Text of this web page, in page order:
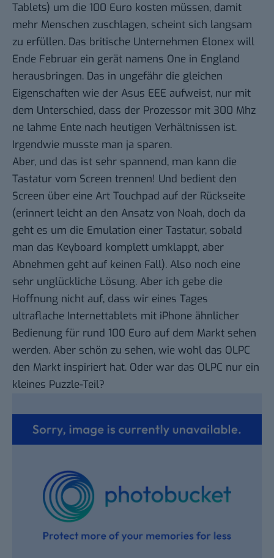
Tablets) um die 100 Euro kosten müssen, damit
mehr Menschen zuschlagen, scheint sich langsam
zu erfüllen. Das britische Unternehmen Elonex will
Ende Februar ein gerät namens One in England
herausbringen. Das in ungefähr die gleichen
Eigenschaften wie der Asus EEE aufweist, nur mit
dem Unterschied, dass der Prozessor mit 300 Mhz
ne lahme Ente nach heutigen Verhältnissen ist.
Irgendwie musste man ja sparen.
Aber, und das ist sehr spannend, man kann die
Tastatur vom Screen trennen! Und bedient den
Screen über eine Art Touchpad auf der Rückseite
(erinnert leicht an den Ansatz von Noah, doch da
geht es um die Emulation einer Tastatur, sobald
man das Keyboard komplett umklappt, aber
Abnehmen geht auf keinen Fall). Also noch eine
sehr unglückliche Lösung. Aber ich gebe die
Hoffnung nicht auf, dass wir eines Tages
ultraflache Internettablets mit iPhone ähnlicher
Bedienung für rund 100 Euro auf dem Markt sehen
werden. Aber schön zu sehen, wie wohl das OLPC
den Markt inspiriert hat. Oder war das OLPC nur ein
kleines Puzzle-Teil?